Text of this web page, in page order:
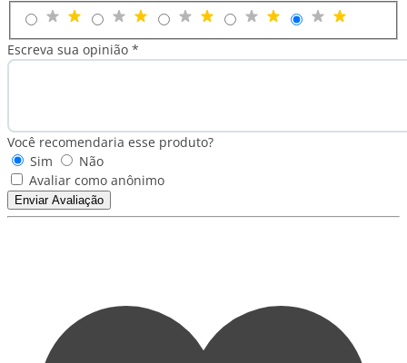
Escreva sua opinião *
Você recomendaria esse produto?
Sim
Não
Avaliar como anônimo
Enviar Avaliação